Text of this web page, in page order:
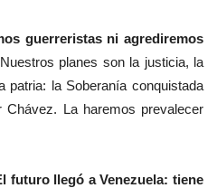
guerreristas ni agrediremos
planes son la justicia, la
la Soberanía conquistada
La haremos prevalecer
futuro llegó a Venezuela: tiene